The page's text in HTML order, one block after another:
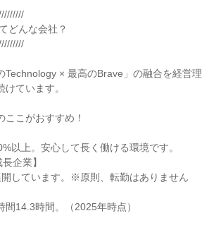
Technology × 最高のBrave」の融合を経営理
ています。
こがおすすめ！
以上。安心して長く働ける環境です。
企業】
しています。※原則、転勤はありません
間14.3時間。（2025年時点）